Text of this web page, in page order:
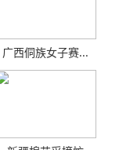
广西侗族女子赛...